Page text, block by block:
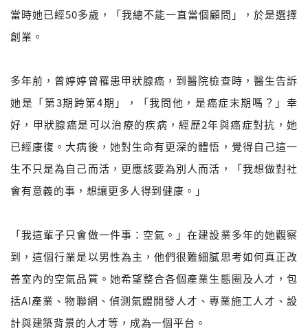
當時她已經50多歲，「我總不能一直當個顧問」，於是選擇
創業。
多年前，曾婷婷曾罹患甲狀腺癌，到醫院檢查時，醫生告訴
她是「第3期跨第4期」，「我問他，是癌症末期嗎？」幸
好，甲狀腺癌是可以治療的疾病，經歷2年與癌症對抗，她
已經康復。大病後，她對生命有更深的體悟，覺得自己這一
生不只是為自己而活，更應該要為別人而活，「我想做對社
會有意義的事，想讓更多人得到健康。」
「我這輩子只會做一件事：空氣。」在建設業多年的她觀察
到，這個行業是以男性為主，他們很難細膩思考如何真正改
善室內的空氣品質。她希望整合各個產業生態圈及人才，包
括AI產業、物聯網、偵測氣體開發人才、專業施工人才、設
計與建築背景的人才等，成為一個平台。